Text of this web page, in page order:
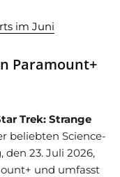
im Juni
Paramount+
Trek: Strange
beliebten Science-
23. Juli 2026,
und umfasst